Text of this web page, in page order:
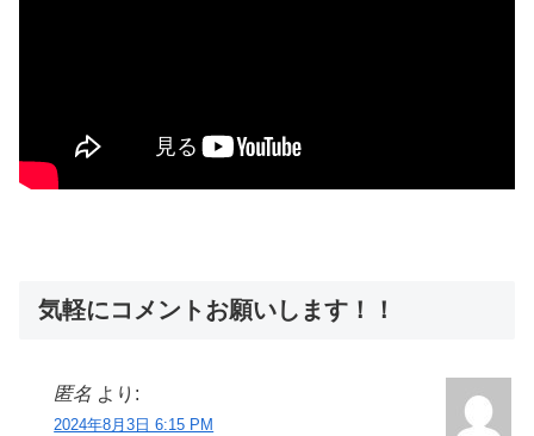
気軽にコメントお願いします！！
匿名 より:
2024年8月3日 6:15 PM